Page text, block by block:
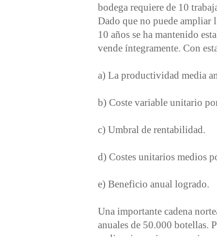
bodega requiere de 10
Dado que no puede
10 años se ha mantenido
vende íntegramente. Con
a) La productividad media
b) Coste variable unitario
c) Umbral de rentabilidad.
d) Costes unitarios medios
e) Beneficio anual logrado.
Una importante cadena
anuales de 50.000 botellas.